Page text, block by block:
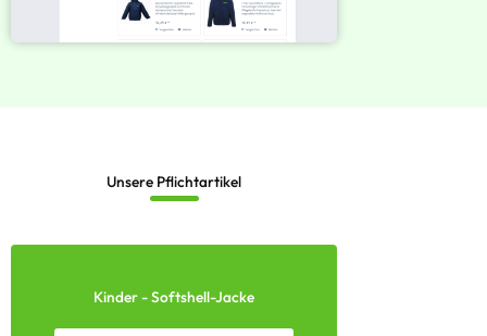
Unsere Pflichtartikel
Kinder - Softshell-Jacke